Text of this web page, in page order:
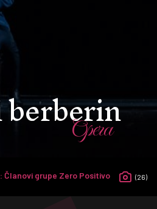
Opera
Članovi grupe Zero Positivo (26)